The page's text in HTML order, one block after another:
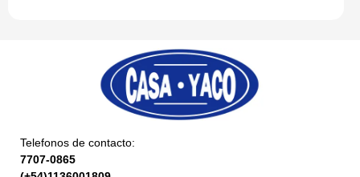
Telefonos de contacto:
7707-0865